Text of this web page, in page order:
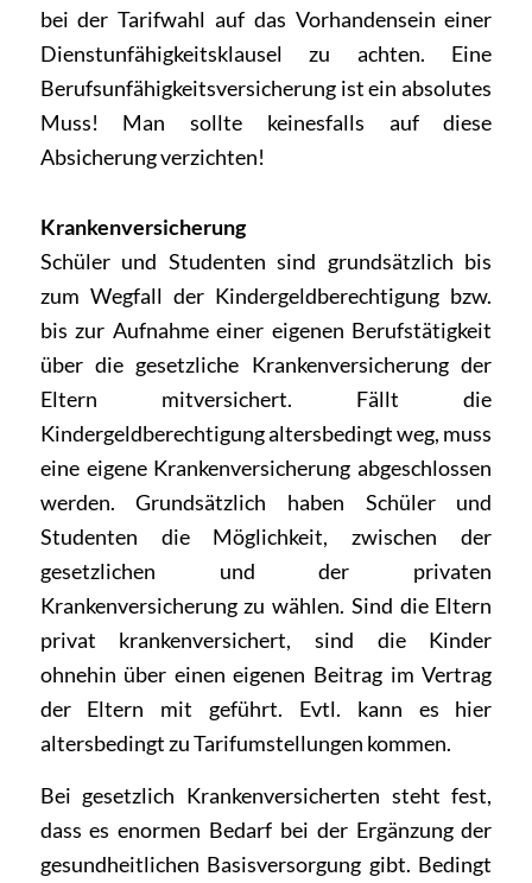
bei der Tarifwahl auf das Vorhandensein einer
Dienstunfähigkeitsklausel zu achten. Eine
Berufsunfähigkeitsversicherung ist ein absolutes
Muss! Man sollte keinesfalls auf diese
Absicherung verzichten!
Krankenversicherung
Schüler und Studenten sind grundsätzlich bis
zum Wegfall der Kindergeldberechtigung bzw.
bis zur Aufnahme einer eigenen Berufstätigkeit
über die gesetzliche Krankenversicherung der
Eltern mitversichert. Fällt die
Kindergeldberechtigung altersbedingt weg, muss
eine eigene Krankenversicherung abgeschlossen
werden. Grundsätzlich haben Schüler und
Studenten die Möglichkeit, zwischen der
gesetzlichen und der privaten
Krankenversicherung zu wählen. Sind die Eltern
privat krankenversichert, sind die Kinder
ohnehin über einen eigenen Beitrag im Vertrag
der Eltern mit geführt. Evtl. kann es hier
altersbedingt zu Tarifumstellungen kommen.
Bei gesetzlich Krankenversicherten steht fest,
dass es enormen Bedarf bei der Ergänzung der
gesundheitlichen Basisversorgung gibt. Bedingt